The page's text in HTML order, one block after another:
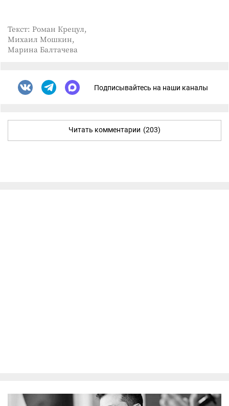
Текст: Роман Крецул,
Михаил Мошкин,
Марина Балтачева
Подписывайтесь на наши каналы
Читать комментарии (203)